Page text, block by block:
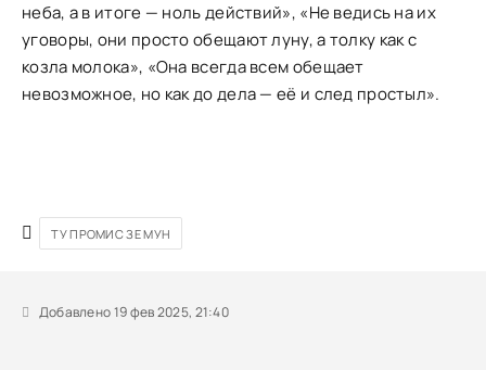
неба, а в итоге — ноль действий», «Не ведись на их
уговоры, они просто обещают луну, а толку как с
козла молока», «Она всегда всем обещает
невозможное, но как до дела — её и след простыл».
ТУ ПРОМИС ЗЕ МУН
Добавлено 19 фев 2025, 21:40